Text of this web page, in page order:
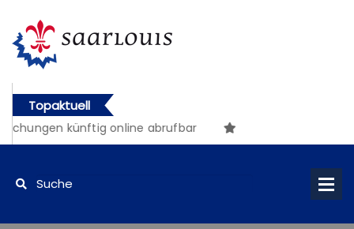
Topaktuell
künftig online abrufbar